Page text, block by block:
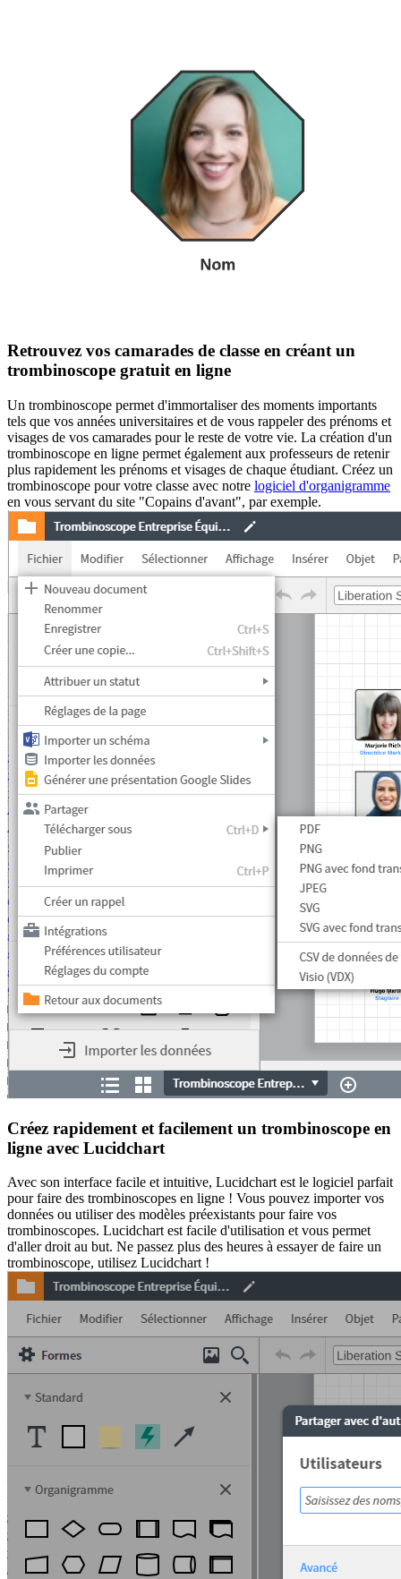
Retrouvez vos camarades de classe en créant un
trombinoscope gratuit en ligne
Un trombinoscope permet d'immortaliser des moments importants
tels que vos années universitaires et de vous rappeler des prénoms et
visages de vos camarades pour le reste de votre vie. La création d'un
trombinoscope en ligne permet également aux professeurs de retenir
plus rapidement les prénoms et visages de chaque étudiant. Créez un
trombinoscope pour votre classe avec notre logiciel d'organigramme
en vous servant du site "Copains d'avant", par exemple.
Créez rapidement et facilement un trombinoscope en
ligne avec Lucidchart
Avec son interface facile et intuitive, Lucidchart est le logiciel parfait
pour faire des trombinoscopes en ligne ! Vous pouvez importer vos
données ou utiliser des modèles préexistants pour faire vos
trombinoscopes. Lucidchart est facile d'utilisation et vous permet
d'aller droit au but. Ne passez plus des heures à essayer de faire un
trombinoscope, utilisez Lucidchart !